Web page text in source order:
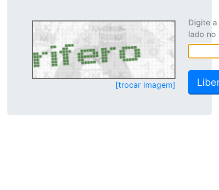
[trocar imagem]
Digite
lado no